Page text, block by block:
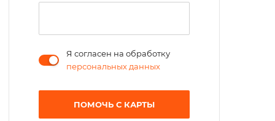
Я согласен на обработку
персональных данных
ПОМОЧЬ С КАРТЫ